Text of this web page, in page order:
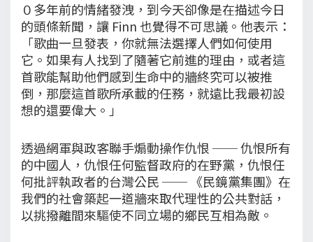
０多年前的情緒發洩，到今天卻像是在描述今日
的頭條新聞，讓 Finn 也覺得不可思議。他表示：
「歌曲一旦發表，你就無法選擇人們如何使用
它。如果有人找到了隨著它前進的理由，或者這
首歌能幫助他們感到生命中的牆終究可以被推
倒，那麼這首歌所承載的任務，就遠比我最初設
想的還要偉大。」
透過網軍與政客聯手煽動操作仇恨 ── 仇恨所有
的中國人，仇恨任何監督政府的在野黨，仇恨任
何批評執政者的台灣公民 ── 《民鏡黨集團》在
我們的社會築起一道牆來取代理性的公共對話，
以挑撥離間來驅使不同立場的鄉民互相為敵。